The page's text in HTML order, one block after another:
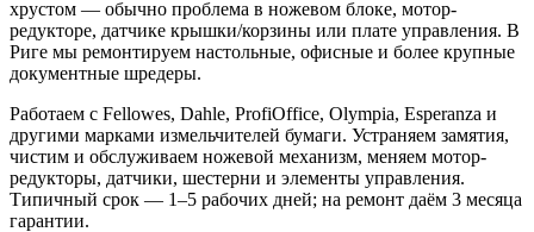
хрустом — обычно проблема в ножевом блоке, мотор-
редукторе, датчике крышки/корзины или плате управления. В
Риге мы ремонтируем настольные, офисные и более крупные
документные шредеры.
Работаем с Fellowes, Dahle, ProfiOffice, Olympia, Esperanza и
другими марками измельчителей бумаги. Устраняем замятия,
чистим и обслуживаем ножевой механизм, меняем мотор-
редукторы, датчики, шестерни и элементы управления.
Типичный срок — 1–5 рабочих дней; на ремонт даём 3 месяца
гарантии.